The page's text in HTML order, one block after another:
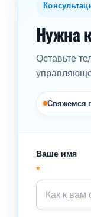
Нужна
Оставьте
Свяжемся
Ваше имя
*